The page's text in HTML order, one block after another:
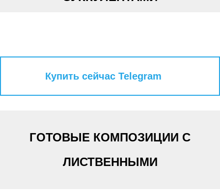
Купить сейчас Telegram
ГОТОВЫЕ КОМПОЗИЦИИ С
ЛИСТВЕННЫМИ